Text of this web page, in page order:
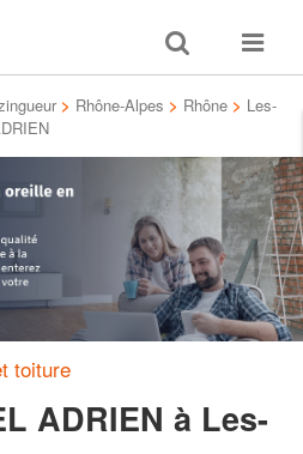
Toggle
search
Toggle
> Rhône-Alpes > Rhône > Les-
toiture
ADRIEN à Les-